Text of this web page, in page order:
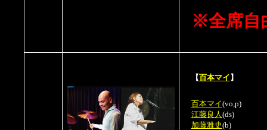
※全席自
【百本マイ】
百本マイ(vo,p)
江藤良人 (ds)
加藤雅史(b)